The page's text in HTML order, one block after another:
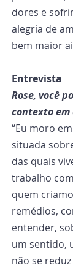
dores e
alegria de
bem maior
Entrevista
Rose, você
contexto em
“Eu moro
situada
das quais
trabalho
quem
remédios,
entender,
um sentido,
não se